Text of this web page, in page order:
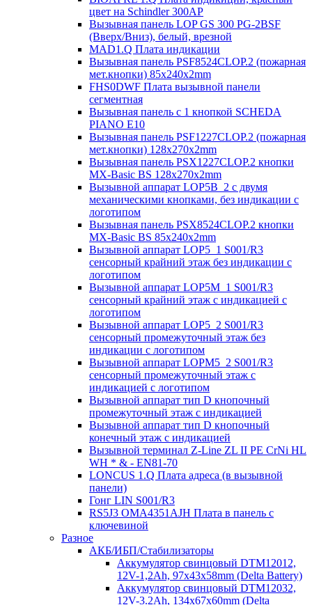
цвет на Schindler 300AP
Вызывная панель LOP GS 300 PG-2BSF
(Вверх/Вниз), белый, врезной
MAD1.Q Плата индикации
Вызывная панель PSF8524CLOP.2 (пожарная
мет.кнопки) 85х240х2mm
FHS0DWF Плата вызывной панели
сегментная
Вызывная панель с 1 кнопкой SCHEDA
PIANO E10
Вызывная панель PSF1227CLOP.2 (пожарная
мет.кнопки) 128х270х2mm
Вызывная панель PSX1227CLOP.2 кнопки
MX-Basic BS 128х270х2mm
Вызывной аппарат LOP5B_2 с двумя
механическими кнопками, без индикации с
логотипом
Вызывная панель PSX8524CLOP.2 кнопки
MX-Basic BS 85х240х2mm
Вызывной аппарат LOP5_1 S001/R3
сенсорный крайний этаж без индикации с
логотипом
Вызывной аппарат LOP5M_1 S001/R3
сенсорный крайний этаж с индикацией с
логотипом
Вызывной аппарат LOP5_2 S001/R3
сенсорный промежуточный этаж без
индикации с логотипом
Вызывной аппарат LOPM5_2 S001/R3
сенсорный промежуточный этаж с
индикацией с логотипом
Вызывной аппарат тип D кнопочный
промежуточный этаж с индикацией
Вызывной аппарат тип D кнопочный
конечный этаж с индикацией
Вызывной терминал Z-Line ZL II PE CrNi HL
WH * & - EN81-70
LONCUS 1.Q Плата адреса (в вызывной
панели)
Гонг LIN S001/R3
RS5J3 OMA4351AJH Плата в панель с
ключевиной
Разное
АКБ/ИБП/Стабилизаторы
Аккумулятор свинцовый DTM12012,
12V-1,2Ah, 97х43х58mm (Delta Battery)
Аккумулятор свинцовый DTM12032,
12V-3.2Ah, 134x67x60mm (Delta